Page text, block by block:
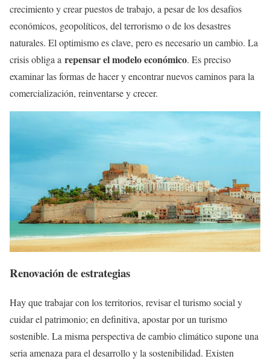
crecimiento y crear puestos de trabajo, a pesar de los desafíos
económicos, geopolíticos, del terrorismo o de los desastres
naturales. El optimismo es clave, pero es necesario un cambio. La
crisis obliga a repensar el modelo económico. Es preciso
examinar las formas de hacer y encontrar nuevos caminos para la
comercialización, reinventarse y crecer.
Renovación de estrategias
Hay que trabajar con los territorios, revisar el turismo social y
cuidar el patrimonio; en definitiva, apostar por un turismo
sostenible. La misma perspectiva de cambio climático supone una
seria amenaza para el desarrollo y la sostenibilidad. Existen